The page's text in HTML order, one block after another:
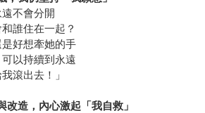
不會分開
誰住在一起？
好想牽她的手
以持續到永遠
滾出去！」
改造，內心激起「我自救」